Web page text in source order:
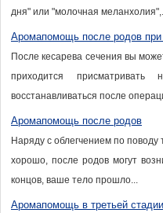
дня" или "молочная
Аромапомощь после родов
После кесарева сечения вы
приходится
восстанавливаться после
Аромапомощь после родов
Наряду с облегчением по поводу
хорошо, после родов могут
концов, ваше тело прошло...
Аромапомощь в третьей